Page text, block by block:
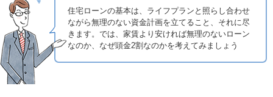
住宅ローンの基本は、ライフプランと照らし合わせ
ながら無理のない資金計画を立てること、それに尽
きます。では、家賃より安ければ無理のないローン
なのか、なぜ頭金2割なのかを考えてみましょう